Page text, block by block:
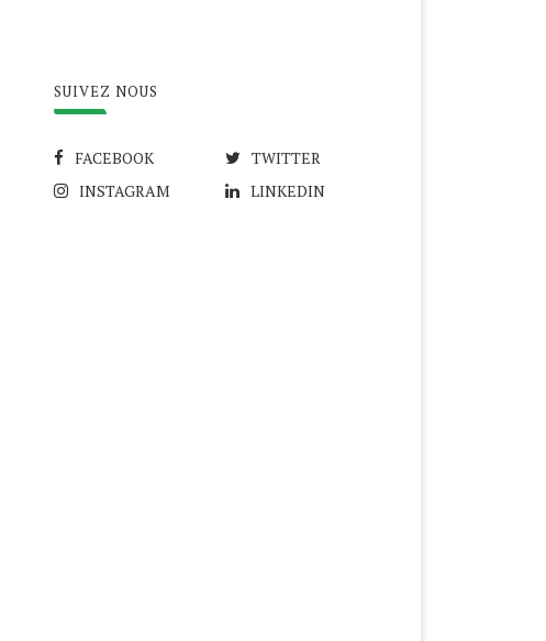
SUIVEZ NOUS
FACEBOOK
TWITTER
INSTAGRAM
LINKEDIN